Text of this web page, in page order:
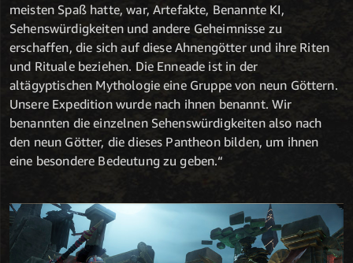
meisten Spaß hatte, war, Artefakte, Benannte KI,
Sehenswürdigkeiten und andere Geheimnisse zu
erschaffen, die sich auf diese Ahnengötter und ihre Riten
und Rituale beziehen. Die Enneade ist in der
altägyptischen Mythologie eine Gruppe von neun Göttern.
Unsere Expedition wurde nach ihnen benannt. Wir
benannten die einzelnen Sehenswürdigkeiten also nach
den neun Götter, die dieses Pantheon bilden, um ihnen
eine besondere Bedeutung zu geben.“